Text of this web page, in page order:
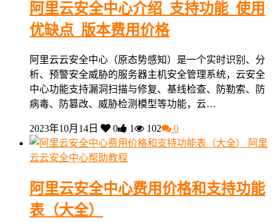
阿里云安全中心介绍_支持功能_使用
优缺点_版本费用价格
阿里云云安全中心（原态势感知）是一个实时识别、分
析、预警安全威胁的服务器主机安全管理系统，云安全
中心功能支持漏洞扫描与修复、基线检查、防勒索、防
病毒、防篡改、威胁检测模型等功能，云…
2023年10月14日 0 1 102
0
阿里
云云安全中心帮助教程
阿里云安全中心费用价格和支持功能
表（大全）